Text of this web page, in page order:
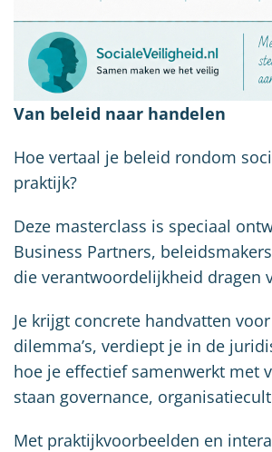
Van beleid naar handelen
Hoe vertaal je beleid rondom
praktijk?
Deze masterclass is speciaal
Business Partners,
die verantwoordelijkheid dragen
Je krijgt concrete handvatten
dilemma’s, verdiept je in de
hoe je effectief samenwerkt met
staan governance,
Met praktijkvoorbeelden en